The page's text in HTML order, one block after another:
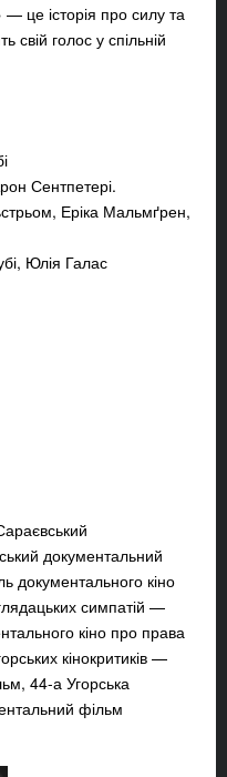
це історія про силу та
свій голос у спільній
Сентпетері.
Еріка Мальмґрен,
Юлія Галас
документальний
кіно
симпатій —
кіно про права
кінокритиків —
44-а Угорська
фільм